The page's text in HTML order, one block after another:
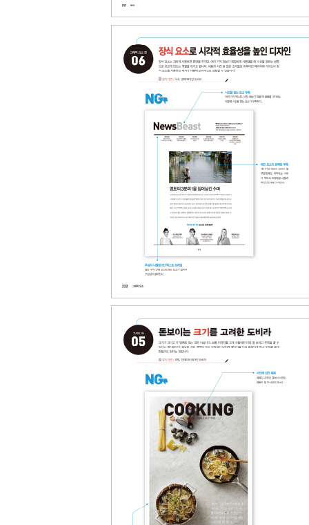
08 일러스트로 주제를 표현한 디자인
09 사진으로 대비감을 준 디자인
10 주제가 있는 트랜드 북 디자인
11 창의적으로 주제를 표현한 디자인
12 일러스트를 재구성한 디자인
13 사진을 리듬감 있게 배치한 디자인
14 구성 요소가 많은 칼럼 디자인
15 유기성 있게 사진을 배열한 디자인
16 사진 배치를 조절한 디자인
17 주제의 분위기를 고려한 디자인
18 사진의 구도감을 반영한 디자인
19 사진에 페이지 번호를 추가한 목차 디자인
20 아이디어를 넣은 디자인
21 효과적으로 대비를 표현한 디자인
22 패턴을 활용한 포스터 디자인
23 사진이 많은 단행본 디자인
24 주목성을 갖춘 배너 디자인